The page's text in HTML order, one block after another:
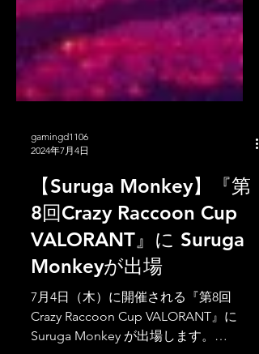
gamingd1106
2024年7月4日
【Suruga Monkey】『第
8回Crazy Raccoon Cup
VALORANT』に Suruga